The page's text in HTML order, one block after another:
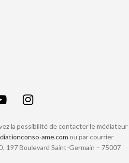
la possibilité de contacter le médiateur
ame.com ou par courrier
197 Boulevard Saint-Germain – 75007